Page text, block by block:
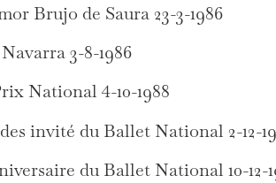
Brujo de Saura 23-3-1986
3-8-1986
National 4-10-1988
invité du Ballet National 2-12-
du Ballet National 10-12-